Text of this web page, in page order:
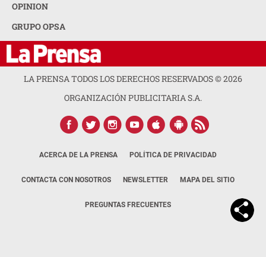
OPINION
GRUPO OPSA
LA PRENSA TODOS LOS DERECHOS RESERVADOS ©2026
ORGANIZACIÓN PUBLICITARIA S.A.
ACERCA DE LA PRENSA POLÍTICA DE PRIVACIDAD
CONTACTA CON NOSOTROS NEWSLETTER MAPA DEL SITIO
PREGUNTAS FRECUENTES